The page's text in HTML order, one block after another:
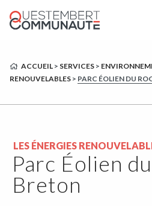
ACCUEIL > SERVICES >
RENOUVELABLES > PARC ÉOLIEN DU
LES ÉNERGIES
Parc Éolien
Breton